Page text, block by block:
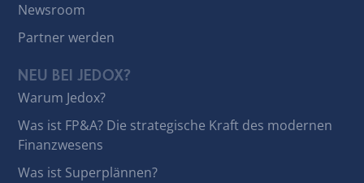
Newsroom
Partner werden
NEU BEI JEDOX?
Warum Jedox?
Was ist FP&A? Die strategische Kraft des modernen
Finanzwesens
Was ist Superplännen?